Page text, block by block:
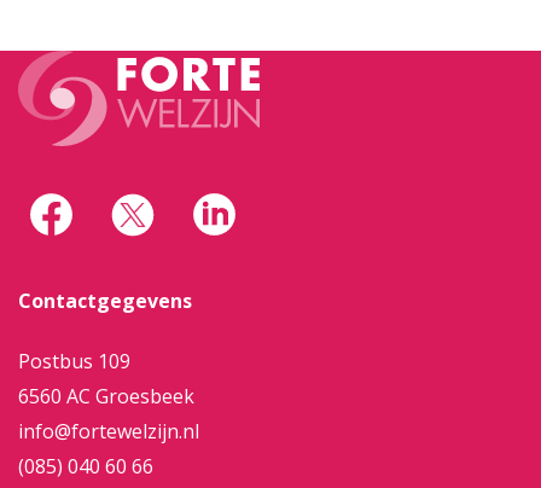
Contactgegevens
Postbus 109
6560 AC Groesbeek
info@fortewelzijn.nl
(085) 040 60 66